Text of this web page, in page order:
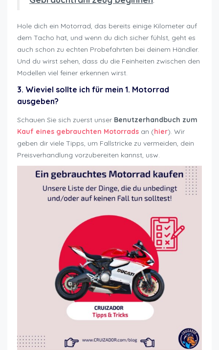
Hole dich ein Motorrad, das bereits einige Kilometer auf
dem Tacho hat, und wenn du dich sicher fühlst, geht es
auch schon zu echten Probefahrten bei deinem Händler.
Und du wirst sehen, dass du die Feinheiten zwischen den
Modellen viel feiner erkennen wirst.
3. Wieviel sollte ich für mein 1. Motorrad
ausgeben?
Schauen Sie sich zuerst unser Benutzerhandbuch zum
Kauf eines gebrauchten Motorrads an (hier). Wir
geben dir viele Tipps, um Fallstricke zu vermeiden, dein
Preisverhandlung vorzubereiten kannst, usw.